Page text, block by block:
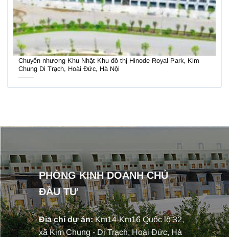
Chuyển nhượng Khu Nhật Khu đô thị Hinode Royal Park, Kim
Chung Di Trạch, Hoài Đức, Hà Nội
PHÒNG KINH DOANH CHỦ
ĐẦU TƯ
Địa chỉ dự án:Km14-Km16 Quốc lộ 32,
xã Kim Chung - Di Trạch, Hoài Đức, Hà